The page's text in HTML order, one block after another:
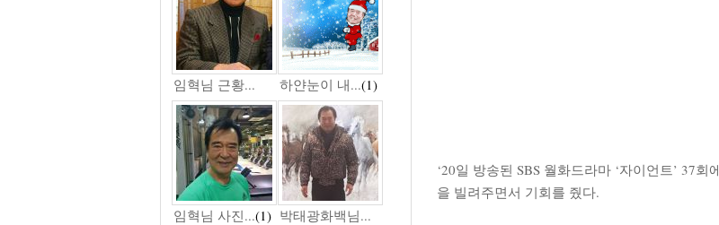
임혁님 근황... 하얀눈이 내...(1)
임혁님 사진...(1) 박태광화백님...
‘20일 방송된 SBS 월화드라마 ‘자이언트’ 37회
을 빌려주면서 기회를 줬다.